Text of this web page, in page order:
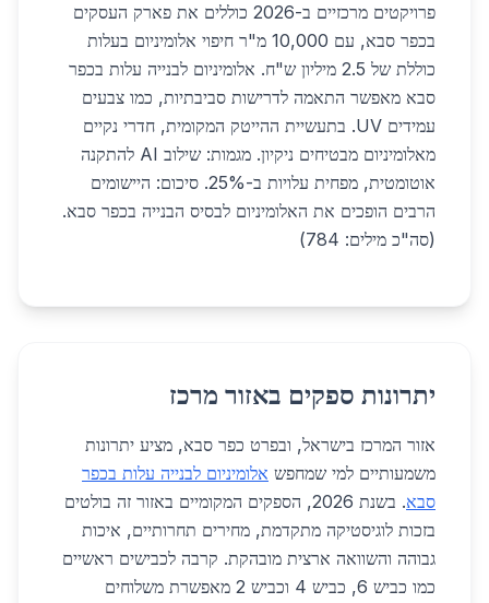
פרויקטים מרכזיים ב-2026 כוללים את פארק העסקים
בכפר סבא, עם 10,000 מ"ר חיפוי אלומיניום בעלות
כוללת של 2.5 מיליון ש"ח. אלומיניום לבנייה עלות בכפר
סבא מאפשר התאמה לדרישות סביבתיות, כמו צבעים
עמידים UV. בתעשיית ההייטק המקומית, חדרי נקיים
מאלומיניום מבטיחים ניקיון. מגמות: שילוב AI להתקנה
אוטומטית, מפחית עלויות ב-25%. סיכום: היישומים
הרבים הופכים את האלומיניום לבסיס הבנייה בכפר סבא.
(סה"כ מילים: 784)
יתרונות ספקים באזור מרכז
אזור המרכז בישראל, ובפרט כפר סבא, מציע יתרונות
משמעותיים למי שמחפש אלומיניום לבנייה עלות בכפר
סבא
. בשנת 2026, הספקים המקומיים באזור זה בולטים
בזכות לוגיסטיקה מתקדמת, מחירים תחרותיים, איכות
גבוהה והשוואה ארצית מובהקת. קרבה לכבישים ראשיים
כמו כביש 6, כביש 4 וכביש 2 מאפשרת משלוחים